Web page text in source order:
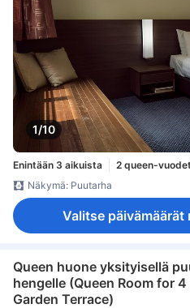
1/10
Enintään 3 aikuista
2 queen-
Näkymä: Puutarha
Valitse
Queen huone yksityisellä
hengelle (Queen Room for
Garden Terrace)